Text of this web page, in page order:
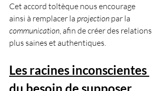
Cet accord toltèque nous encourage
ainsi à remplacer la projection par la
communication, afin de créer des relations
plus saines et authentiques.
Les racines inconscientes